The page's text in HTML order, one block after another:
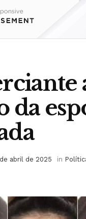
da
abril de 2025 in